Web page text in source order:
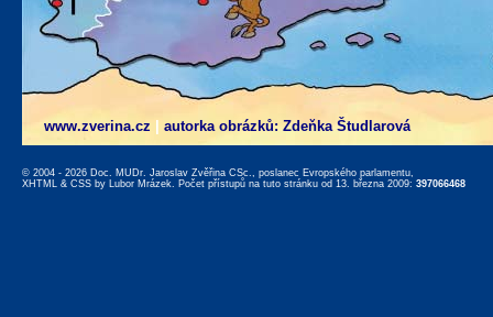
www.zverina.cz autorka obrázků: Zdeňka Študlarová
© 2004 - 2026 Doc. MUDr. Jaroslav Zvěřina CSc., poslanec Evropského parlamentu,
XHTML & CSS by Lubor Mrázek. Počet přístupů na tuto stránku od 13. března 2009: 397066468